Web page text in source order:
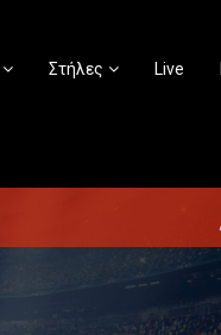
Στήλες Live